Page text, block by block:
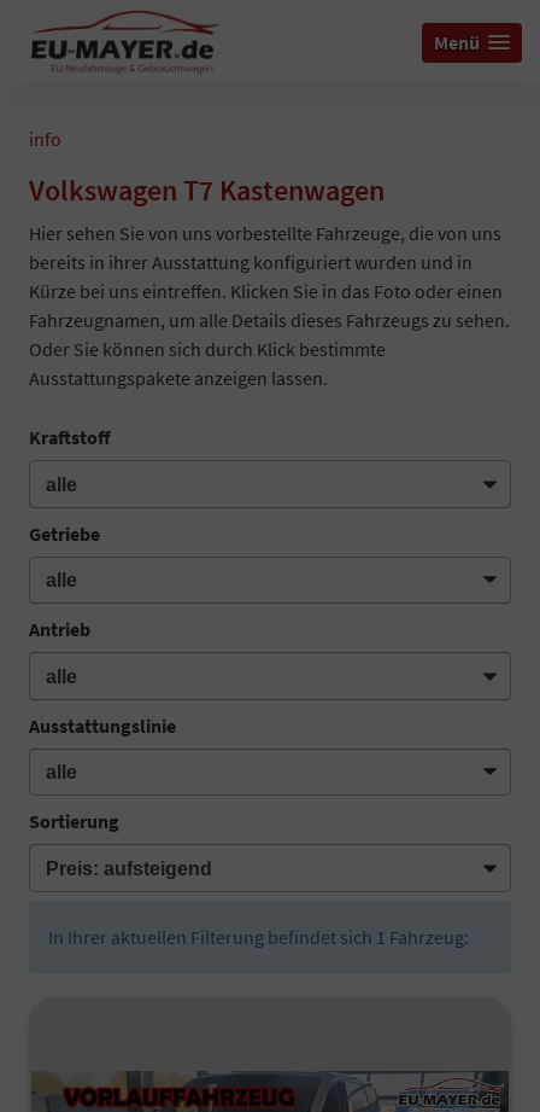
Menü
info
Volkswagen T7 Kastenwagen
Hier sehen Sie von uns vorbestellte Fahrzeuge, die von uns
bereits in ihrer Ausstattung konfiguriert wurden und in
Kürze bei uns eintreffen. Klicken Sie in das Foto oder einen
Fahrzeugnamen, um alle Details dieses Fahrzeugs zu sehen.
Oder Sie können sich durch Klick bestimmte
Ausstattungspakete anzeigen lassen.
Kraftstoff
Getriebe
Antrieb
Ausstattungslinie
Sortierung
In Ihrer aktuellen Filterung befindet sich 1 Fahrzeug: